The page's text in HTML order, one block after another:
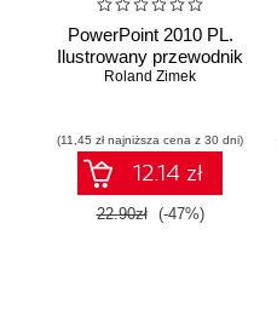
PowerPoint 2010 PL.
Ilustrowany przewodnik
Roland Zimek
(11,45 zł najniższa cena z 30 dni)
12.14 zł
22.90zł (-47%)